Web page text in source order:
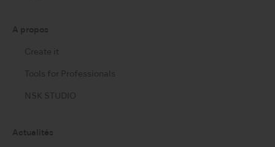
A propos
Create it
Tools for Professionals
NSK STUDIO
Actualités